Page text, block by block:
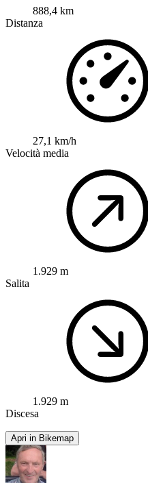
888,4 km
Distanza
27,1 km/h
Velocità media
1.929 m
Salita
1.929 m
Discesa
Apri in Bikemap